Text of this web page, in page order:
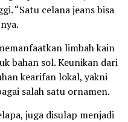
“Satu celana jeans bisa
limbah kain
bahan sol. Keunikan dari
kearifan lokal, yakni
salah satu ornamen.
juga disulap menjadi